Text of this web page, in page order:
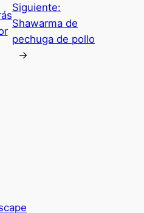
Siguiente:
Shawarma de
pechuga de pollo
→